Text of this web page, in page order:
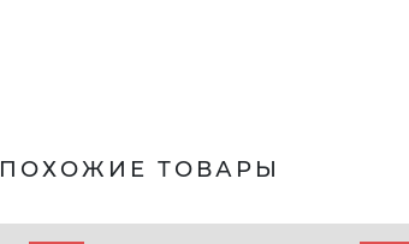
ПОХОЖИЕ ТОВАРЫ